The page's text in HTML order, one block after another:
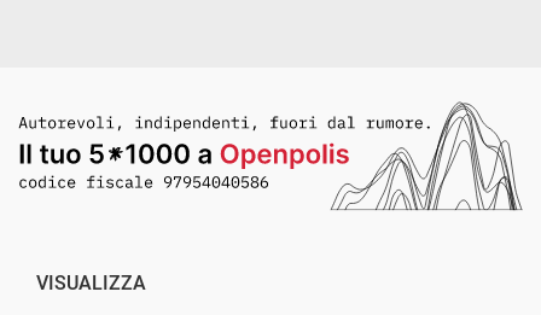
VISUALIZZA